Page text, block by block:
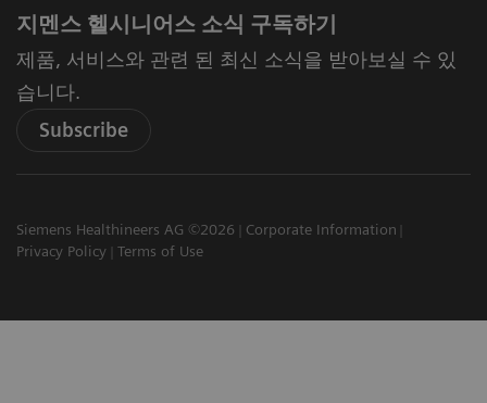
지멘스 헬시니어스 소식 구독하기
제품, 서비스와 관련 된 최신 소식을 받아보실 수 있
습니다.
Subscribe
Siemens Healthineers AG ©2026
Corporate Information
Privacy Policy
Terms of Use